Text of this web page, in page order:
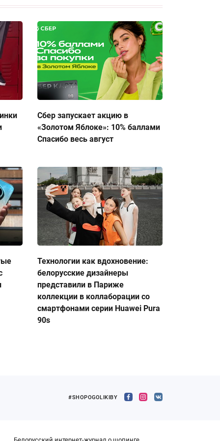
Сбер запускает акцию в
«Золотом Яблоке»: 10% баллами
Спасибо весь август
Технологии как вдохновение:
белорусские дизайнеры
представили в Париже
коллекции в коллаборации со
смартфонами серии Huawei Pura
90s
#SHOPOGOLIKIBY